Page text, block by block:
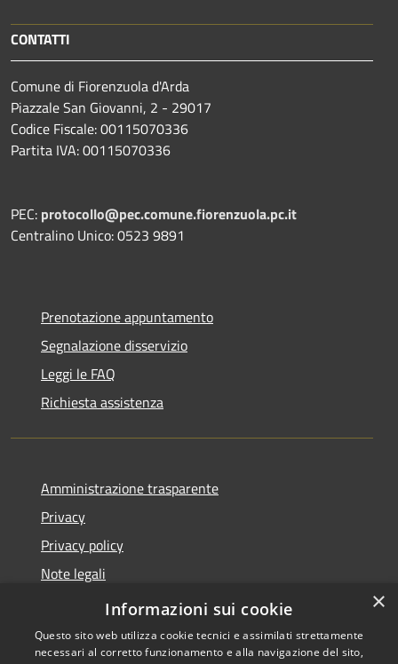
CONTATTI
Comune di Fiorenzuola d'Arda
Piazzale San Giovanni, 2 - 29017
Codice Fiscale: 00115070336
Partita IVA: 00115070336
PEC: protocollo@pec.comune.fiorenzuola.pc.it
Centralino Unico: 0523 9891
Prenotazione appuntamento
Segnalazione disservizio
Leggi le FAQ
Richiesta assistenza
Amministrazione trasparente
Privacy
Privacy policy
Note legali
Dichiarazione di accessibilità
×
Informazioni sui cookie
Questo sito web utilizza cookie tecnici e assimilati strettamente
necessari al corretto funzionamento e alla navigazione del sito,